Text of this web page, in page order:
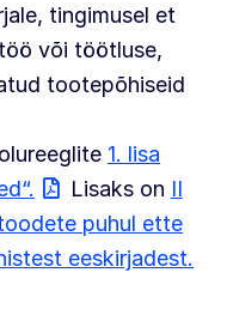
tingimusel et
või töötluse,
tootepõhiseid
1. lisa
Lisaks on II
puhul ette
eeskirjadest.